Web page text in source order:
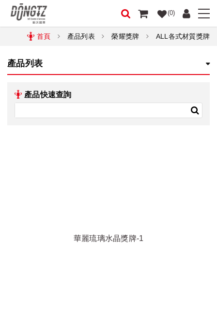
(0)
首頁 產品列表 榮耀獎牌 ALL各式材質獎牌
產品列表
產品快速查詢